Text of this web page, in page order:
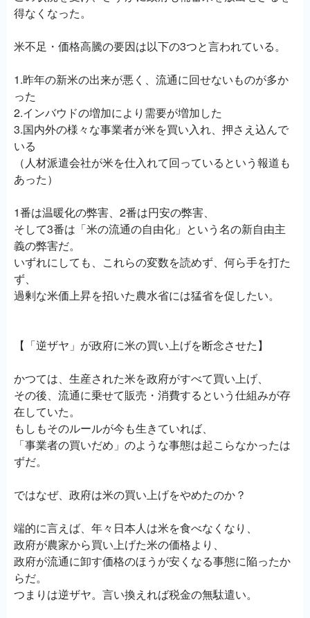
得なくなった。
米不足・価格高騰の要因は以下の3つと言われている。
1.昨年の新米の出来が悪く、流通に回せないものが多か
った
2.インバウドの増加により需要が増加した
3.国内外の様々な事業者が米を買い入れ、押さえ込んで
いる
（人材派遣会社が米を仕入れて回っているという報道も
あった）
1番は温暖化の弊害、2番は円安の弊害、
そして3番は「米の流通の自由化」という名の新自由主
義の弊害だ。
いずれにしても、これらの変数を読めず、何ら手を打た
ず、
過剰な米価上昇を招いた農水省には猛省を促したい。
【「逆ザヤ」が政府に米の買い上げを断念させた】
かつては、生産された米を政府がすべて買い上げ、
その後、流通に乗せて販売・消費するという仕組みが存
在していた。
もしもそのルールが今も生きていれば、
「事業者の買いだめ」のような事態は起こらなかったは
ずだ。
ではなぜ、政府は米の買い上げをやめたのか？
端的に言えば、年々日本人は米を食べなくなり、
政府が農家から買い上げた米の価格より、
政府が流通に卸す価格のほうが安くなる事態に陥ったか
らだ。
つまりは逆ザヤ。言い換えれば税金の無駄遣い。